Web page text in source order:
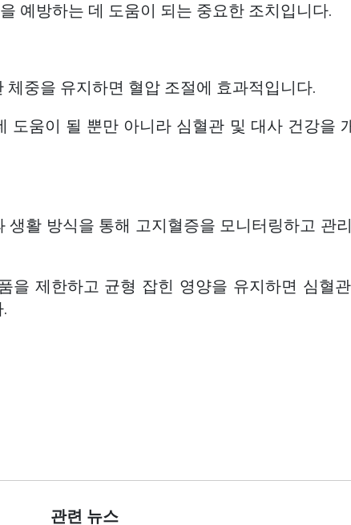
예방하는 데 도움이 되는 중요한 조치입니다.
중을 유지하면 혈압 조절에 효과적입니다.
도움이 될 뿐만 아니라 심혈관 및 대사 건강을
생활 방식을 통해 고지혈증을 모니터링하고 관
을 제한하고 균형 잡힌 영양을 유지하면 심혈
관련 뉴스